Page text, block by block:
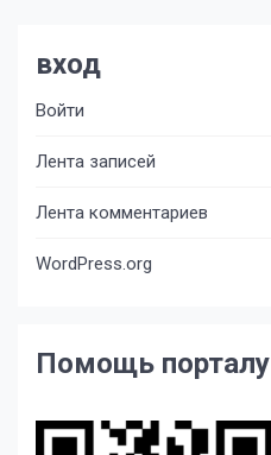
вход
Войти
Лента записей
Лента комментариев
WordPress.org
Помощь порталу